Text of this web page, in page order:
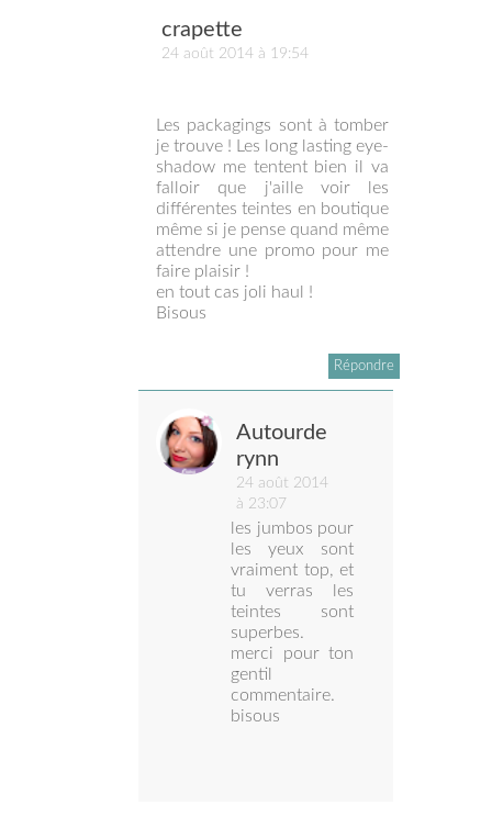
crapette
24 août 2014 à 19:54
Les packagings sont à tomber
je trouve ! Les long lasting eye-
shadow me tentent bien il va
falloir que j'aille voir les
différentes teintes en boutique
même si je pense quand même
attendre une promo pour me
faire plaisir !
en tout cas joli haul !
Bisous
Répondre
Autourde
rynn
24 août 2014
à 23:07
les jumbos pour
les yeux sont
vraiment top, et
tu verras les
teintes sont
superbes.
merci pour ton
gentil
commentaire.
bisous